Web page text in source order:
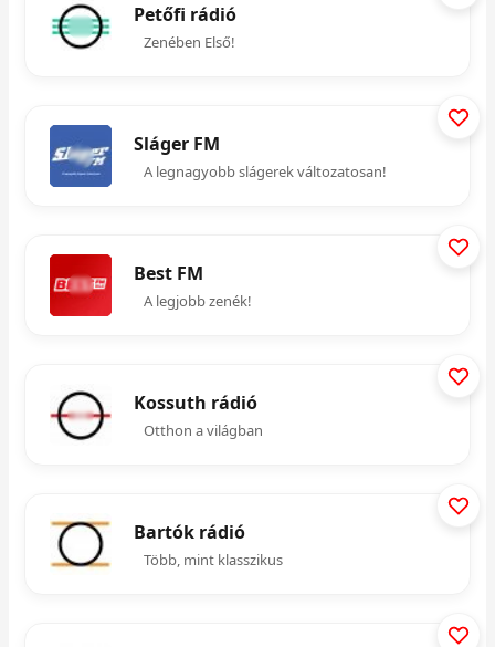
Petőfi rádió
Zenében Első!
Sláger FM
A legnagyobb slágerek változatosan!
Best FM
A legjobb zenék!
Kossuth rádió
Otthon a világban
Bartók rádió
Több, mint klasszikus